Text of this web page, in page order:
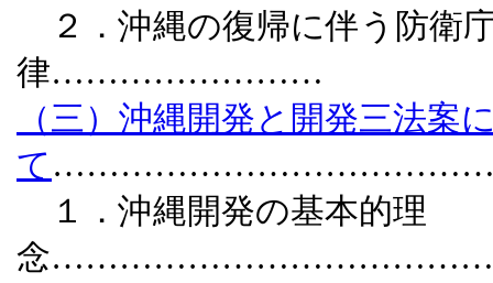
２．沖縄の復帰に伴う防衛
律……………………
（三）沖縄開発と開発三法案
て
１．沖縄開発の基本的理
念